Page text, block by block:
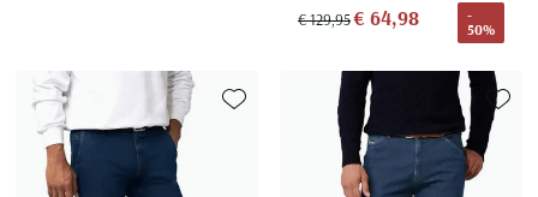
€ 129,95€ 64,98
-
50%
Toevoegen aan favorieten